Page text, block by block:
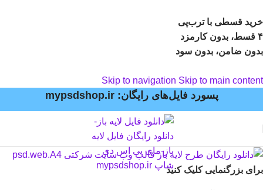
خرید قسطی با ترب‌پی
۴ قسط، بدون کارمزد
بدون ضامن، بدون سود
Skip to navigation Skip to main content
پسورد فایل‌های رایگان: mypsdshop.ir
برای بزرگنمایی کلیک کنید